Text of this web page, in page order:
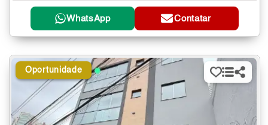
WhatsApp Contatar
Oportunidade